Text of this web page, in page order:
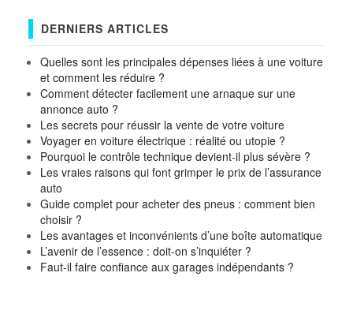
DERNIERS ARTICLES
Quelles sont les principales dépenses liées à une voiture
et comment les réduire ?
Comment détecter facilement une arnaque sur une
annonce auto ?
Les secrets pour réussir la vente de votre voiture
Voyager en voiture électrique : réalité ou utopie ?
Pourquoi le contrôle technique devient-il plus sévère ?
Les vraies raisons qui font grimper le prix de l’assurance
auto
Guide complet pour acheter des pneus : comment bien
choisir ?
Les avantages et inconvénients d’une boîte automatique
L’avenir de l’essence : doit-on s’inquiéter ?
Faut-il faire confiance aux garages indépendants ?